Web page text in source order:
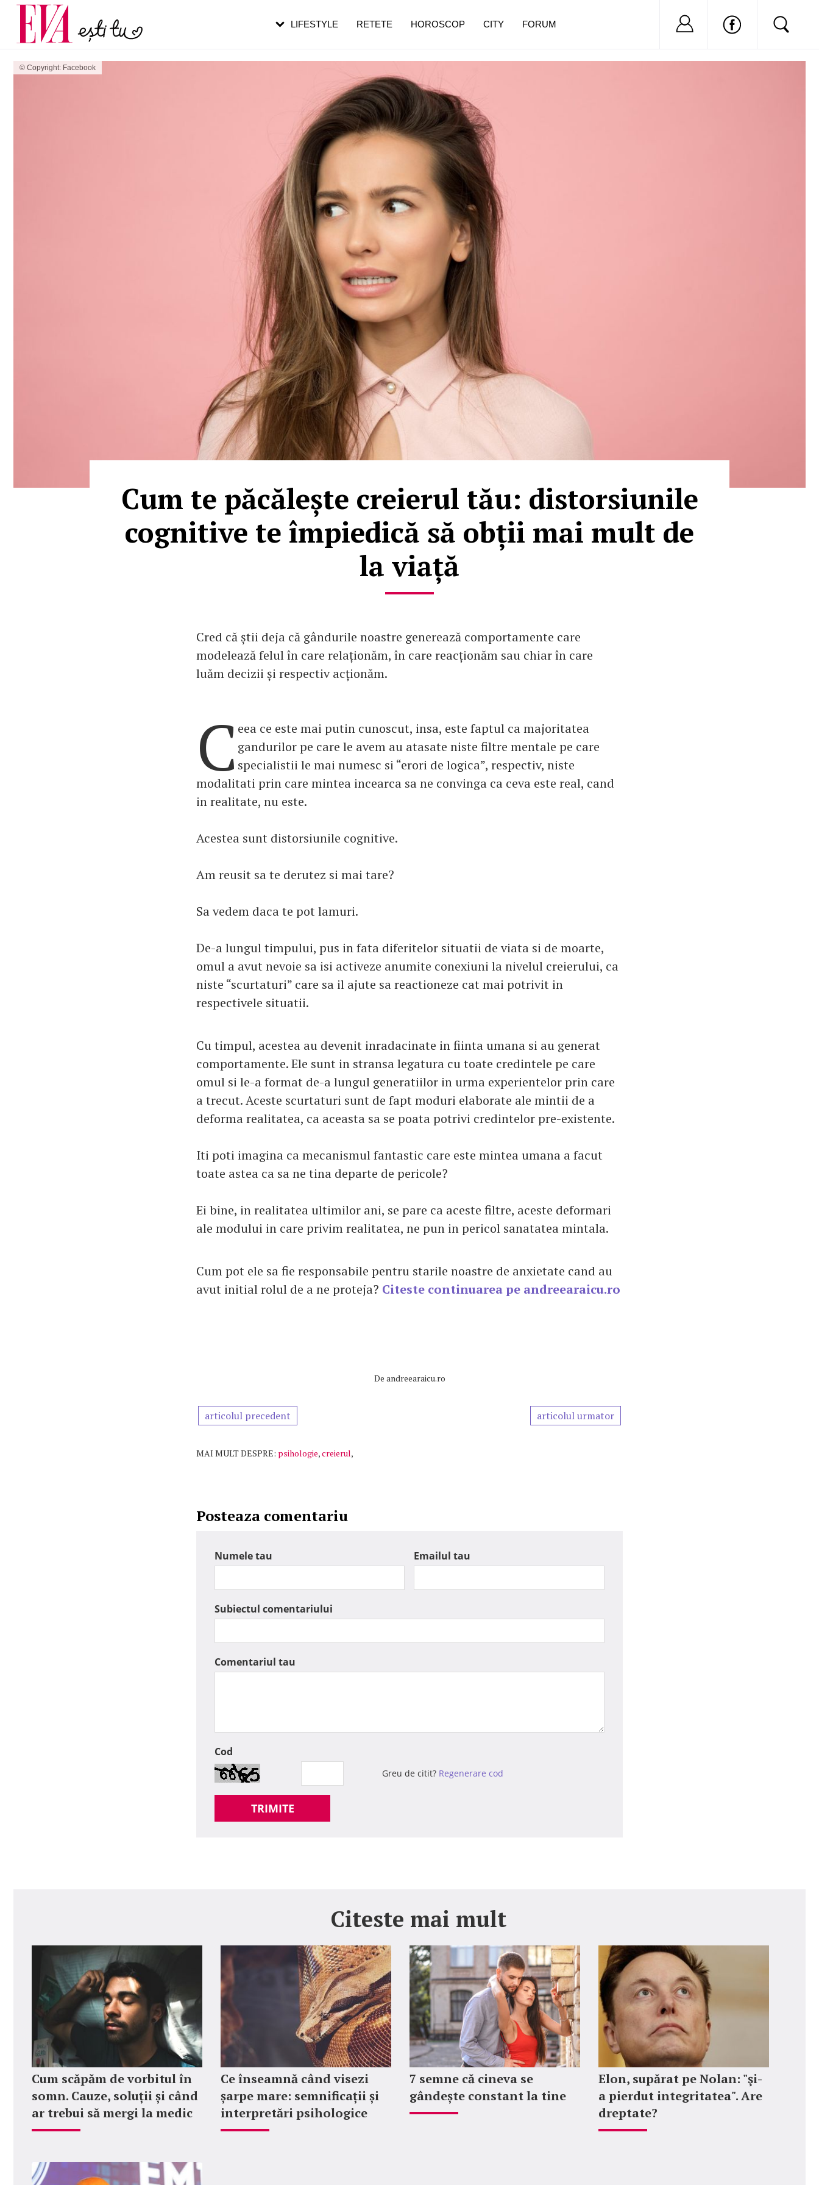
© Copyright: Facebook
Cum te păcălește creierul tău: distorsiunile
cognitive te împiedică să obții mai mult de
la viață
Cred că știi deja că gândurile noastre generează comportamente care
modelează felul în care relaționăm, în care reacționăm sau chiar în care
luăm decizii și respectiv acționăm.
C eea ce este mai putin cunoscut, insa, este faptul ca majoritatea
gandurilor pe care le avem au atasate niste filtre mentale pe care
specialistii le mai numesc si “erori de logica”, respectiv, niste
modalitati prin care mintea incearca sa ne convinga ca ceva este real, cand
in realitate, nu este.
Acestea sunt distorsiunile cognitive.
Am reusit sa te derutez si mai tare?
Sa vedem daca te pot lamuri.
De-a lungul timpului, pus in fata diferitelor situatii de viata si de moarte,
omul a avut nevoie sa isi activeze anumite conexiuni la nivelul creierului, ca
niste “scurtaturi” care sa il ajute sa reactioneze cat mai potrivit in
respectivele situatii.
Cu timpul, acestea au devenit inradacinate in fiinta umana si au generat
comportamente. Ele sunt in stransa legatura cu toate credintele pe care
omul si le-a format de-a lungul generatiilor in urma experientelor prin care
a trecut. Aceste scurtaturi sunt de fapt moduri elaborate ale mintii de a
deforma realitatea, ca aceasta sa se poata potrivi credintelor pre-existente.
Iti poti imagina ca mecanismul fantastic care este mintea umana a facut
toate astea ca sa ne tina departe de pericole?
Ei bine, in realitatea ultimilor ani, se pare ca aceste filtre, aceste deformari
ale modului in care privim realitatea, ne pun in pericol sanatatea mintala.
Cum pot ele sa fie responsabile pentru starile noastre de anxietate cand au
avut initial rolul de a ne proteja? Citeste continuarea pe andreearaicu.ro
De andreearaicu.ro
articolul precedent articolul urmator
MAI MULT DESPRE: psihologie,creierul,
Posteaza comentariu
Numele tau Emailul tau
Subiectul comentariului
Comentariul tau
Cod
Greu de citit? Regenerare cod
TRIMITE
Citeste mai mult
Cum scăpăm de vorbitul în
somn. Cauze, soluții și când
ar trebui să mergi la medic
Ce înseamnă când visezi
șarpe mare: semnificații și
interpretări psihologice
7 semne că cineva se
gândește constant la tine
Elon, supărat pe Nolan: "şi-
a pierdut integritatea". Are
dreptate?
LIFESTYLE RETETE HOROSCOP CITY FORUM Nu ai cont?
Carieră
Actualitate
pe măsură ce înaintezi în vârstă